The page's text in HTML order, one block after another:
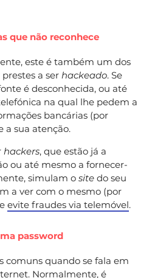
que não reconhece
este é também um dos
a ser hackeado. Se
é desconhecida, ou até
na qual lhe pedem a
bancárias (por
a sua atenção.
hackers, que estão já a
ou até mesmo a fornecer-
simulam o site do seu
a ver com o mesmo (por
evite fraudes via telemóvel.
password
comuns quando se fala em
Normalmente, é